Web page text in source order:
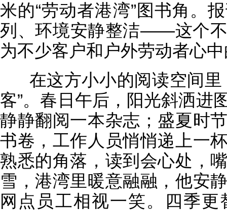
米的“劳动者港湾”图书角。
列、环境安静整洁——这个
为不少客户和户外劳动者心中
在这方小小的阅读空间里
客”。春日午后，阳光斜洒进
静静翻阅一本杂志；盛夏时
书卷，工作人员悄悄递上一
熟悉的角落，读到会心处，
雪，港湾里暖意融融，他安
网点员工相视一笑。四季